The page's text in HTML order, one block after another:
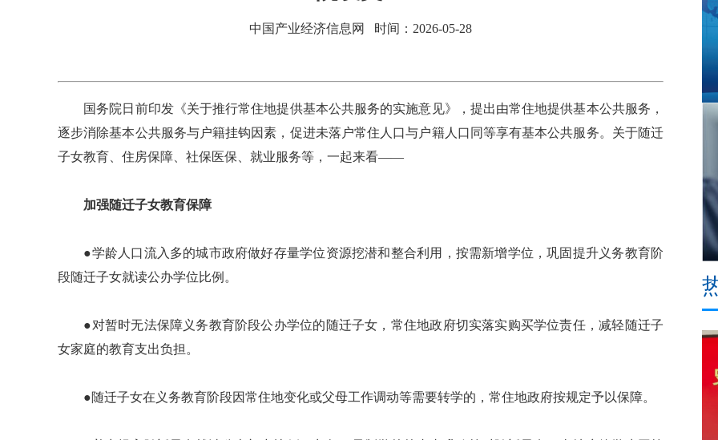
中国产业经济信息网 时间：2026-05-28
国务院日前印发《关于推行常住地提供基本公共服务的实施意见》，提出由常住地提供基本公共服务，
逐步消除基本公共服务与户籍挂钩因素，促进未落户常住人口与户籍人口同等享有基本公共服务。关于随迁
子女教育、住房保障、社保医保、就业服务等，一起来看——
加强随迁子女教育保障
●学龄人口流入多的城市政府做好存量学位资源挖潜和整合利用，按需新增学位，巩固提升义务教育阶
段随迁子女就读公办学位比例。
●对暂时无法保障义务教育阶段公办学位的随迁子女，常住地政府切实落实购买学位责任，减轻随迁子
女家庭的教育支出负担。
●随迁子女在义务教育阶段因常住地变化或父母工作调动等需要转学的，常住地政府按规定予以保障。